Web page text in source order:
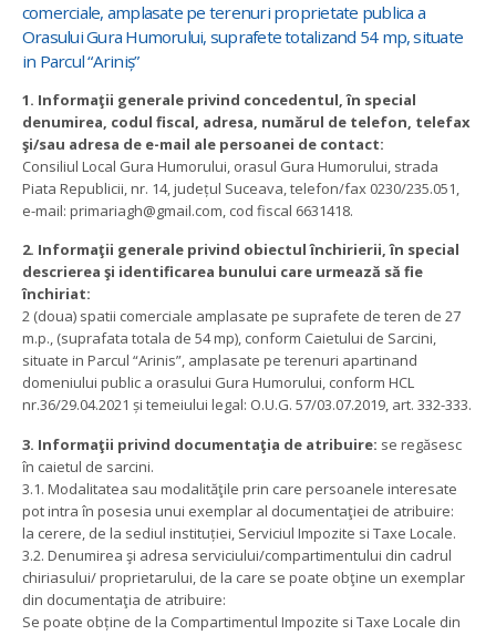
comerciale, amplasate pe terenuri proprietate publica a
Orasului Gura Humorului, suprafete totalizand 54 mp, situate
in Parcul “Ariniș”
1. Informaţii generale privind concedentul, în special
denumirea, codul fiscal, adresa, numărul de telefon, telefax
şi/sau adresa de e-mail ale persoanei de contact:
Consiliul Local Gura Humorului, orasul Gura Humorului, strada
Piata Republicii, nr. 14, județul Suceava, telefon/fax 0230/235.051,
e-mail: primariagh@gmail.com, cod fiscal 6631418.
2. Informaţii generale privind obiectul închirierii, în special
descrierea şi identificarea bunului care urmează să fie
închiriat:
2 (doua) spatii comerciale amplasate pe suprafete de teren de 27
m.p., (suprafata totala de 54 mp), conform Caietului de Sarcini,
situate in Parcul “Arinis”, amplasate pe terenuri apartinand
domeniului public a orasului Gura Humorului, conform HCL
nr.36/29.04.2021 și temeiului legal: O.U.G. 57/03.07.2019, art. 332-333.
3. Informaţii privind documentaţia de atribuire: se regăsesc
în caietul de sarcini.
3.1. Modalitatea sau modalităţile prin care persoanele interesate
pot intra în posesia unui exemplar al documentaţiei de atribuire:
la cerere, de la sediul instituției, Serviciul Impozite si Taxe Locale.
3.2. Denumirea şi adresa serviciului/compartimentului din cadrul
chiriasului/ proprietarului, de la care se poate obţine un exemplar
din documentaţia de atribuire:
Se poate obține de la Compartimentul Impozite si Taxe Locale din